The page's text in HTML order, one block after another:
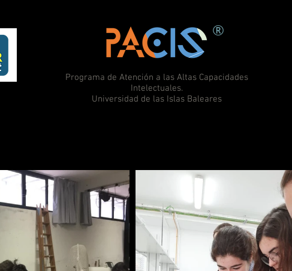
®
Programa de Atención a las Altas Capacidades
Intelectuales.
Universidad de las Islas Baleares